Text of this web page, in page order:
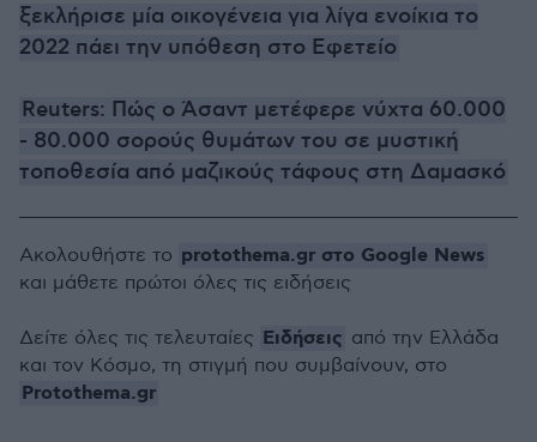
ξεκλήρισε μία οικογένεια για λίγα ενοίκια το
2022 πάει την υπόθεση στο Εφετείο
Reuters: Πώς ο Άσαντ μετέφερε νύχτα 60.000
- 80.000 σορούς θυμάτων του σε μυστική
τοποθεσία από μαζικούς τάφους στη Δαμασκό
Ακολουθήστε το protothema.gr στο Google News
και μάθετε πρώτοι όλες τις ειδήσεις
Δείτε όλες τις τελευταίες Ειδήσεις από την Ελλάδα
και τον Κόσμο, τη στιγμή που συμβαίνουν, στο
Protothema.gr